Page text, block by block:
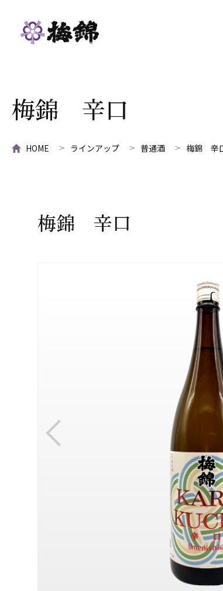
梅錦 辛口
HOME ラインアップ 普通酒 梅錦 辛
梅錦 辛口